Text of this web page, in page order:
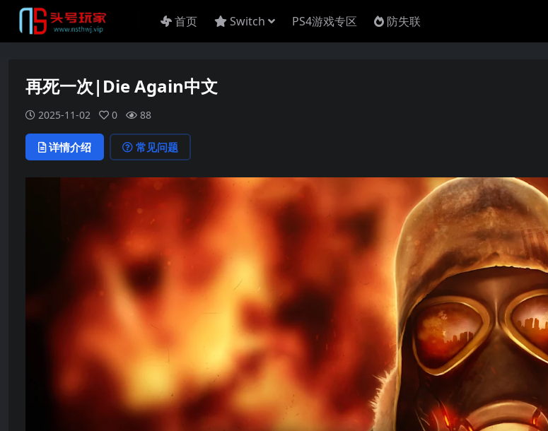
首页 Switch PS4游戏专区 防失联
再死一次|Die Again中文
2025-11-02 0 88
详情介绍 常见问题